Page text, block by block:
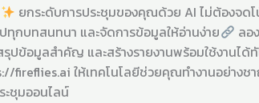
ยกระดับการประชุมของคุณด้วย AI ไม่ต้องจด
กบทสนทนา และจัดการข้อมูลให้อ่านง่าย
ลอ
ปข้อมูลสำคัญ และสร้างรายงานพร้อมใช้งานได้
fireflies.ai ให้เทคโนโลยีช่วยคุณทำงานอย่าง
ชุมออนไลน์